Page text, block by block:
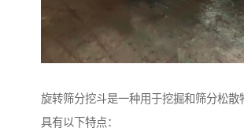
旋转筛分挖斗是一种用于挖掘和筛分松散
具有以下特点：